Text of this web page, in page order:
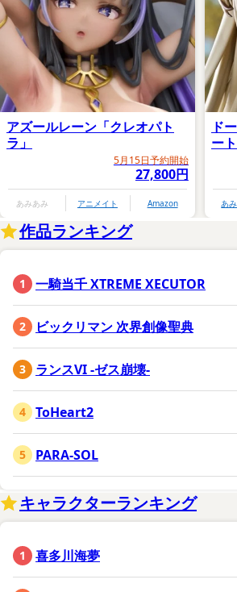
アズールレーン「クレオパト
ラ」
5月15日予約開始
27,800円
あみあみ アニメイト Amazon
ド
ー
あ
作品ランキング
一騎当千 XTREME XECUTOR
ビックリマン 次界創像聖典
ランスVI -ゼス崩壊-
ToHeart2
PARA-SOL
キャラクターランキング
喜多川海夢